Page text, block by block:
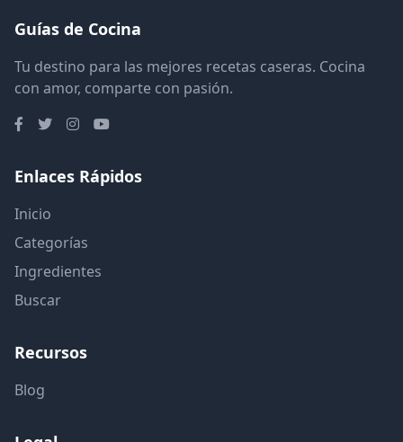
Guías de Cocina
Tu destino para las mejores recetas caseras. Cocina
con amor, comparte con pasión.
Enlaces Rápidos
Inicio
Categorías
Ingredientes
Buscar
Recursos
Blog